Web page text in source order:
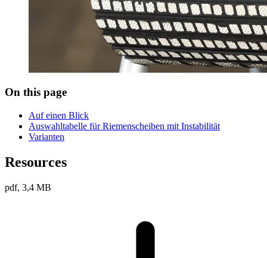
On this page
Auf einen Blick
Auswahltabelle für Riemenscheiben mit Instabilität
Varianten
Resources
pdf, 3,4 MB